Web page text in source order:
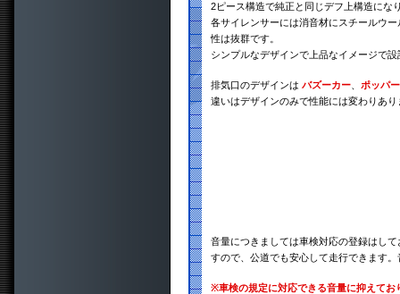
2ピース構造で純正と同じデフ上構造にな
各サイレンサーには消音材にスチールウ
性は抜群です。
シンプルなデザインで上品なイメージで
排気口のデザインは バズーカー
ポッパー
違いはデザインのみで性能には変わりあ
音量につきましては車検対応の登録はし
すので、公道でも安心して走行できます
※車検の規定に対応できる音量に抑えて